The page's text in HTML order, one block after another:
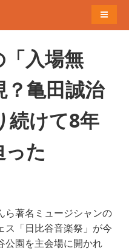
「入場無
亀田誠治
続けて8年
た
ら著名ミュージシャンの
ス「日比谷音楽祭」が今
公園を主会場に開かれ